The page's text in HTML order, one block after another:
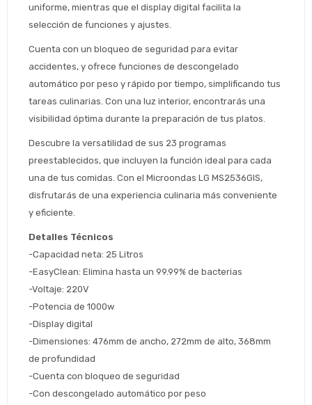
uniforme, mientras que el display digital facilita la
selección de funciones y ajustes.
Cuenta con un bloqueo de seguridad para evitar
accidentes, y ofrece funciones de descongelado
automático por peso y rápido por tiempo, simplificando tus
tareas culinarias. Con una luz interior, encontrarás una
visibilidad óptima durante la preparación de tus platos.
Descubre la versatilidad de sus 23 programas
preestablecidos, que incluyen la función ideal para cada
una de tus comidas. Con el Microondas LG MS2536GIS,
disfrutarás de una experiencia culinaria más conveniente
y eficiente.
Detalles Técnicos
-Capacidad neta: 25 Litros
-EasyClean: Elimina hasta un 99.99% de bacterias
-Voltaje: 220V
-Potencia de 1000w
-Display digital
-Dimensiones: 476mm de ancho, 272mm de alto, 368mm
de profundidad
-Cuenta con bloqueo de seguridad
-Con descongelado automático por peso
Comprá ahora y Pagá
Después, hasta en 12
cuotas y sin tocar tu
* sujeto aprobación crediticia
Cédula de identidad
Celular
Día
Estimado/a
Estás calificado para comprar usando Pago
¡Tenés hasta
para comprar en las cuotas
de pago
el inconveniente, por cualquier duda
contactanos en
Por favor intenta nuevamente mas tarde.